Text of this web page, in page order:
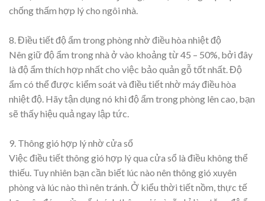
chống thấm hợp lý cho ngôi nhà.
8. Điều tiết độ ẩm trong phòng nhờ điều hòa nhiệt độ
Nên giữ độ ẩm trong nhà ở vào khoảng từ 45 – 50%, bởi đây
là độ ẩm thích hợp nhất cho việc bảo quản gỗ tốt nhất. Độ
ẩm có thể được kiểm soát và điều tiết nhờ máy điều hòa
nhiệt độ. Hãy tận dụng nó khi độ ẩm trong phòng lên cao, bạn
sẽ thấy hiệu quả ngay lập tức.
9. Thông gió hợp lý nhờ cửa sổ
Việc điều tiết thông gió hợp lý qua cửa sổ là điều không thể
thiếu. Tuy nhiên bạn cần biết lúc nào nên thông gió xuyên
phòng và lúc nào thì nên tránh. Ở kiểu thời tiết nồm, thực tế